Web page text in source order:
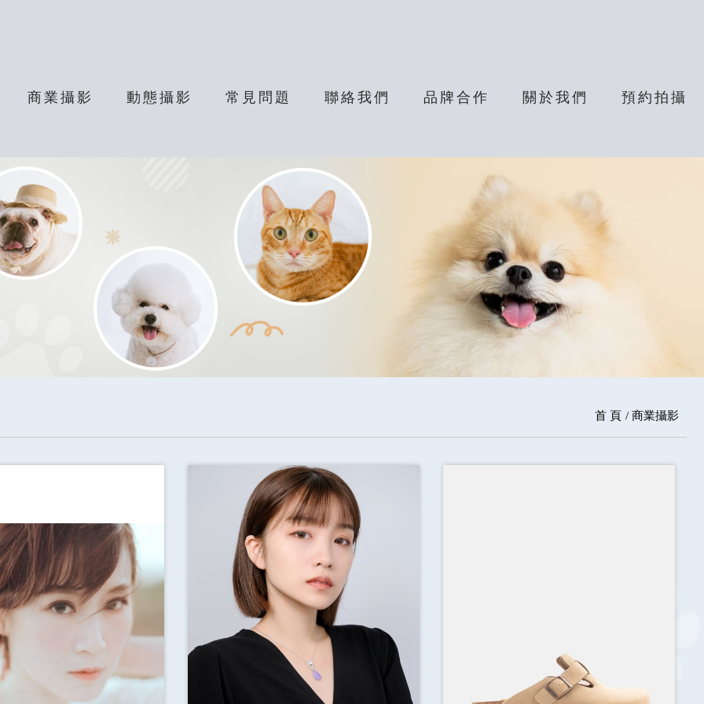
商業攝影 動態攝影 常見問題 聯絡我們 品牌合作 關於我們 預約拍攝
首 頁 商業攝影